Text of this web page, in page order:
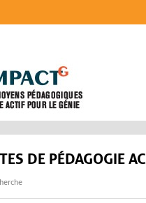
DE PÉDAGOGIE